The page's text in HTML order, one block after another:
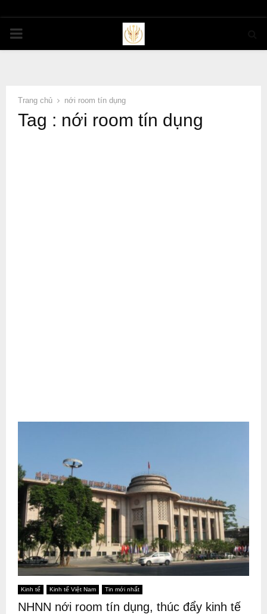
PRIMARY
Trang chủ nới room tín dụng
Tag : nới room tín dụng
Kinh tế Kinh tế Việt Nam Tin mới nhất
NHNN nới room tín dụng, thúc đẩy kinh tế